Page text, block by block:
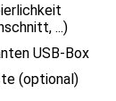
...)
USB-Box
(optional)